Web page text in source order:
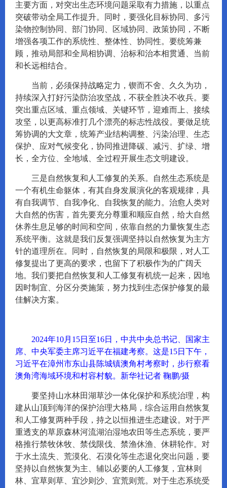
主要方面，对突出生态环境问题采取有力措施，以重点
突破带动全局工作提升。同时，要强化目标协同、多污
染物控制协同、部门协同、区域协同、政策协同，不断
增强各项工作的系统性、整体性、协同性。要统筹兼
顾，推动局部和全局相协调、治标和治本相贯通、当前
和长远相结合。
当前，必须保持战略定力，锲而不舍、久久为功，
持续深入打好污染防治攻坚战，不获全胜决不收兵。要
突出重点区域、重点领域、关键环节，迎难而上、接续
攻坚，以更高标准打几个漂亮的标志性战役。要做足统
筹协调的大文章，统筹产业结构调整、污染治理、生态
保护、应对气候变化，协同推进降碳、减污、扩绿、增
长，全方位、全地域、全过程开展生态文明建设。
三是自然恢复和人工修复的关系。自然生态系统是
一个有机生命躯体，有其自身发展演化的客观规律，具
有自我调节、自我净化、自我恢复的能力。治愈人类对
大自然的伤害，首先要充分尊重和顺应自然，给大自然
休养生息足够的时间和空间，依靠自然的力量恢复生态
系统平衡。这就是我们反复强调坚持以自然恢复为主方
针的道理所在。同时，自然恢复的局限和极限，对人工
修复提出了更高的要求，也留下了积极作为的广阔天
地。我们要把自然恢复和人工修复有机统一起来，因地
因时制宜、分区分类施策，努力找到生态保护修复的最
佳解决方案。
2024年10月15日至16日，中共中央总书记、国家主
席、中央军委主席习近平在福建考察。这是15日下午，
习近平在漳州市东山县陈城镇澳角村考察时，步行察看
澳角湾海域环境和村容村貌。新华社记者 鞠鹏/摄
要坚持山水林田湖草沙一体化保护和系统治理，构
建从山顶到海洋的保护治理大格局，综合运用自然恢复
和人工修复两种手段，持之以恒推进生态建设。对于严
重透支的草原森林河流湖泊湿地农田等生态系统，要严
格推行禁牧休牧、禁伐限伐、禁渔休渔、休耕轮作。对
于水土流失、荒漠化、石漠化等生态退化突出问题，要
坚持以自然恢复为主、辅以必要的人工修复，宜林则
林、宜草则草、宜沙则沙、宜荒则荒。对于生态系统受